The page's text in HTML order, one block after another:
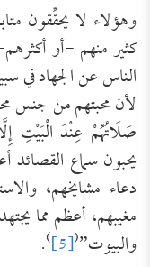
وهؤلاء لا يحقِّقون
كثير منهم -أو
الناس عن الجهاد في
لأن محبتهم من جنس
يحبون سماع القصائد
دعاء مشايخهم،
مغيبهم، أعظم مما
والبيوت”(
[5]
)
.